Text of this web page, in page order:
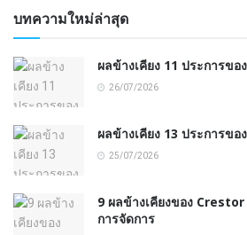
บทความใหม่ล่าสุด
ผลข้างเคียง 11 ประการข
26/07/2026
ผลข้างเคียง 13 ประการข
25/07/2026
9 ผลข้างเคียงของ
การจัดการ